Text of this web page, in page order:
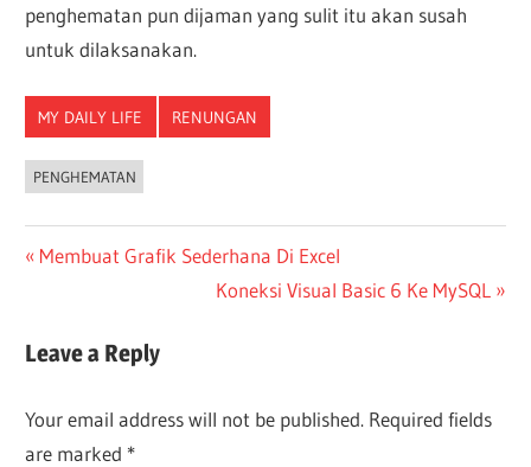
penghematan pun dijaman yang sulit itu akan susah
untuk dilaksanakan.
MY DAILY LIFE RENUNGAN
PENGHEMATAN
Post
Previous
Membuat Grafik Sederhana Di Excel
Next
Koneksi Visual Basic 6 Ke MySQL
Leave a Reply
Your email address will not be published. Required fields
are marked *